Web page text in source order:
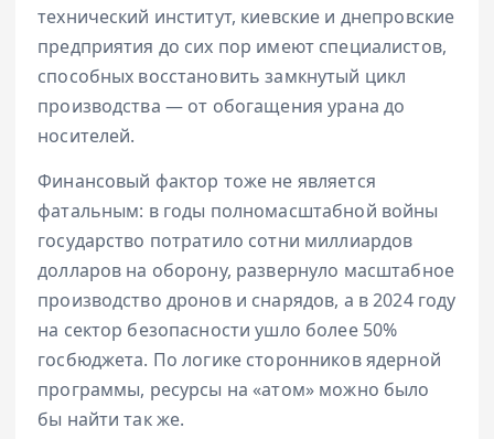
технический институт, киевские и днепровские
предприятия до сих пор имеют специалистов,
способных восстановить замкнутый цикл
производства — от обогащения урана до
носителей.
Финансовый фактор тоже не является
фатальным: в годы полномасштабной войны
государство потратило сотни миллиардов
долларов на оборону, развернуло масштабное
производство дронов и снарядов, а в 2024 году
на сектор безопасности ушло более 50%
госбюджета. По логике сторонников ядерной
программы, ресурсы на «атом» можно было
бы найти так же.